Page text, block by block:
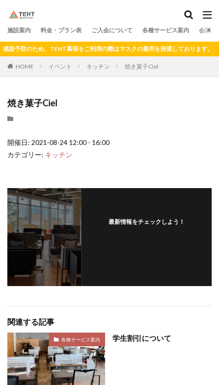
施設案内 料金・プラン表 ご入会について 各種サービス案内 会議室
予防のため、TENT幕張をご利用の際はマスクの着用を推奨しております。
HOME イベント キッチン 焼き菓子Ciel
焼き菓子Ciel
開催日: 2021-08-24 12:00 - 16:00
カテゴリー: キッチン
最新情報をチェックしよう！
関連する記事
各種サービス案内 学生割引について
カテゴリー